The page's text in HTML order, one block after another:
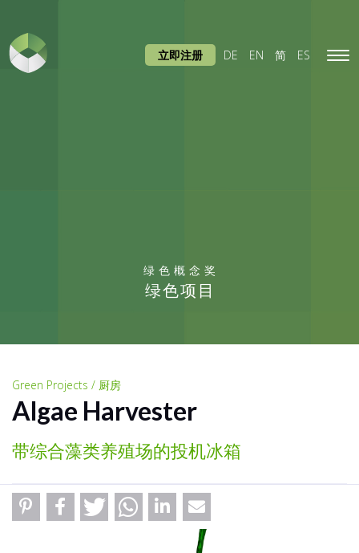
绿色概念奖
绿色项目
立即注册 DE EN 简 ES
Green Projects / 厨房
Algae Harvester
带综合藻类养殖场的投机冰箱